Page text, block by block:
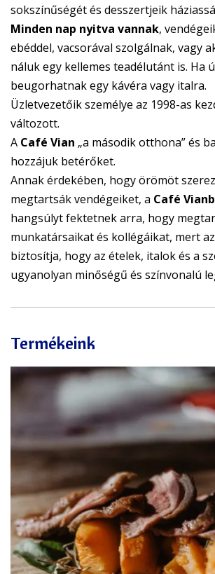
sokszínűségét és desszertjeik
Minden nap nyitva vannak,
ebéddel, vacsorával szolgálnak, vagy
náluk egy kellemes teadélutánt is. Ha
beugorhatnak egy kávéra vagy italra.
Üzletvezetőik személye az 1998-as
változott.
A Café Vian „a második otthona” és
hozzájuk betérőket.
Annak érdekében, hogy örömöt
megtartsák vendégeiket, a Café
hangsúlyt fektetnek arra, hogy
munkatársaikat és kollégáikat, mert
biztosítja, hogy az ételek, italok és a
ugyanolyan minőségű és színvonalú
Termékeink